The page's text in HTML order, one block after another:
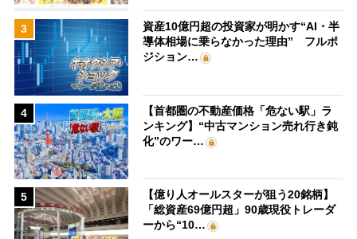
3
資産10億円超の投資家が明かす“AI・半
導体相場に乗らなかった理由” フルポ
ジション…
4
【首都圏の不動産価格「危ない駅」ラ
ンキング】“中古マンション売れ行き鈍
化”のワー…
5
【億り人オールスターが狙う20銘柄】
「総資産69億円超」90歳現役トレーダ
ーから“10…